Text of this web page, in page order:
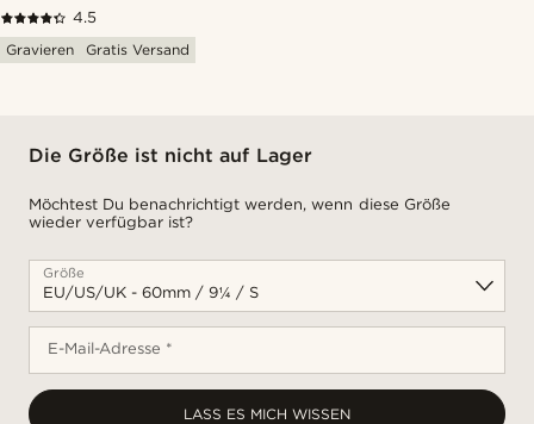
4.5
Gravieren
Gratis Versand
Die Größe ist nicht auf Lager
Möchtest Du benachrichtigt werden, wenn diese Größe
wieder verfügbar ist?
Größe
E-Mail-Adresse *
LASS ES MICH WISSEN